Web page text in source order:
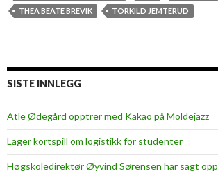
THEA BEATE BREVIK
TORKILD JEMTERUD
SISTE INNLEGG
Atle Ødegård opptrer med Kakao på Moldejazz
Lager kortspill om logistikk for studenter
Høgskoledirektør Øyvind Sørensen har sagt opp